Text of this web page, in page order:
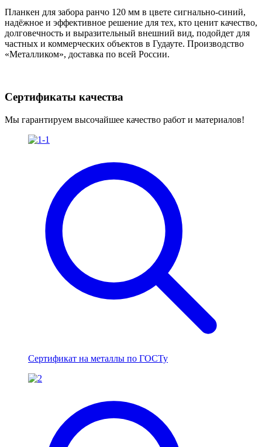
Планкен для забора ранчо 120 мм в цвете сигнально-синий,
надёжное и эффективное решение для тех, кто ценит качество,
долговечность и выразительный внешний вид, подойдет для
частных и коммерческих объектов в Гудауте. Производство
«Металликом», доставка по всей России.
Сертификаты качества
Мы гарантируем высочайшее качество работ и материалов!
Сертификат на металлы по ГОСТу